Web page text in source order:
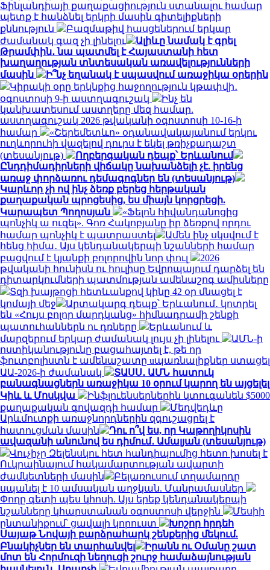
Ֆինլանդիայի քաղաքացիություն ստանալու համար
պետք է հանձնել երկրի մասին գիտելիքների
քննություն
Բազմաթիվ հասցեներում երկար
ժամանակ գազ չի լինելու
Ալիևը նամակ է գրել
Թրամփին․ նա պատմել է Հայաստանի հետ
խաղաղության տնտեսական առավելությունների
մասին
Ի՞նչ եղանակ է սպասվում առաջիկա օրերին
Կիրակի օրը երկնքից հաջողություն կթափվի․
օգոստոսի 9-ի աստղագուշակ
Ինչ են
կանխատեսում աստղերը մեզ համար.
աստղագուշակ 2026 թվականի օգոստոսի 10-16-ի
համար
«Շերեմետևո» օդանավակայանում երկու
ուղևորուհի վազելով դուրս է եկել թռիչքադաշտ
(տեսանյութ)
Ողբերգական դեպք՝ Երևանում
Ընդդիմադիրների վիճակը նախանձելի չէ. իրենց
առաջ փորձառու դեմագոգներ են (տեսանյութ)
Կարևոր չի ով ինչ ձեռք բերեց հերթական
քաղաքական պրոցեսից, ես միայն կորցրեցի.
Կարապետ Պողոսյան
«Ֆելոն հիվանդանոցից
պոնչիկ ա ուզել». Գոռ Հակոբյանը իր ձեռքով որդու
համար պոնչիկ է պատրաստել
Ամեն ինչ սկսվում է
հենց հիմա․ Այս կենդանակերպի նշանների համար
բացվում է կյանքի բոլորովին նոր փուլ
2026
թվականի հունիսն ու հուլիսը Եվրոպայում դարձել են
դիտարկումների պատմության ամենաշոգ ամիսները
Տզի խայթոցի հետևանքով կինը 42 օր մնացել է
կոմայի մեջ
Արտակարգ դեպք՝ Երևանում․ կոտրել
են «Հույս բոլոր մարդկանց» հիմնադրամի շենքի
պատուհաններն ու դռները
Երևանում և
մարզերում երկար ժամանակ լույս չի լինելու
ԱՄՆ-ի
ոստիկանությունը բացահայտել է, թե որ
ֆուտբոլիստն է ամենաշատը uպառնալիքներ ստացել
ԱԱ-2026-ի ժամանակ
ՏԱՍՍ․ ԱՄՆ հատուկ
բանագնացներն առաջիկա 10 օրում կարող են այցելել
Կիև և Մոսկվա
Ինֆլուենսերներին կտուգանեն $5000
քաղաքական գովազդի համար
Մեդվեդևը
Արևմուտքի առաջնորդներին զգուշացրել է
հատուցման մասին
Դու ո՞վ ես, որ Կաթողիկոսին
ավազանի անունով ես դիմում․ Ամալյան (տեսանյութ)
Վուչիչը Զելենսկու հետ հանդիպումից հետո խոսել է
Ուկրաինայում հակամարտության ավարտի
ժամկետների մասին
Բելառուսում տղամարդը
սպանել է 10 ամսական աղջկան. Մանրամասներ
Փողը գետի պես կհոսի. Այս երեք կենդանակերպի
նշանները կհարստանան օգոստոսի վերջին
Մեսիի
ընտանիքում՝ ցավալի կորուստ
Խոշոր հրդեհ
Սայաթ Նովայի բարձրահարկ շենքերից մեկում.
Բնակիչներ են տարհանվել
Իրանն ու Օմանը շատ
մոտ են Հորմուզի նեղուցի շուրջ համաձայնության